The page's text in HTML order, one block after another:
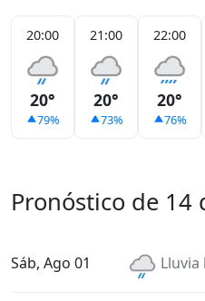
20:00
20°
79%
21:00
20°
73%
22:00
20°
76%
Pronóstico de 14
Sáb, Ago 01 Lluvia